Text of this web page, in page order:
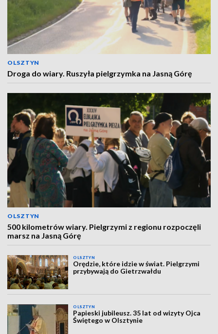
OLSZTYN
Droga do wiary. Ruszyła pielgrzymka na Jasną Górę
OLSZTYN
500 kilometrów wiary. Pielgrzymi z regionu rozpoczęli
marsz na Jasną Górę
OLSZTYN
Orędzie, które idzie w świat. Pielgrzymi
przybywają do Gietrzwałdu
OLSZTYN
Papieski jubileusz. 35 lat od wizyty Ojca
Świętego w Olsztynie